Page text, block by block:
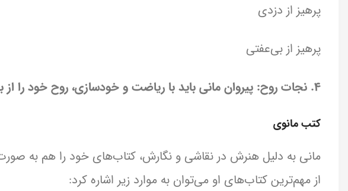
پرهیز از دزدی
پرهیز از بی‌عفتی
4. نجات روح: پیروان مانی باید با ریاضت و خودسازی، روح خود را از بند مادی برهانند.
کتب مانوی
مانی به دلیل هنرش در نقاشی و نگارش، کتاب‌های خود را هم به
از مهم‌ترین کتاب‌های او می‌توان به موارد زیر اشاره کرد: